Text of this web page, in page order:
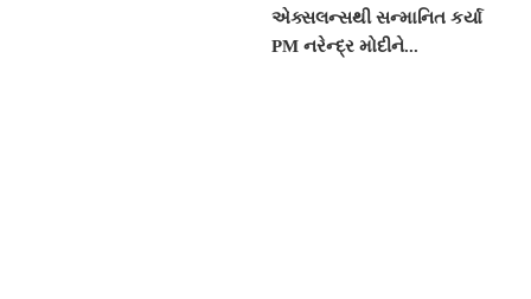
એક્સલન્સથી સન્માનિત કર્યા
PM નરેન્દ્ર મોદીને...